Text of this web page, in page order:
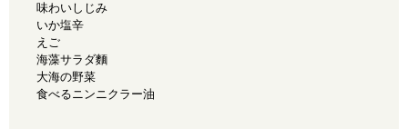
味わいしじみ
いか塩辛
えご
海藻サラダ麵
大海の野菜
食べるニンニクラー油